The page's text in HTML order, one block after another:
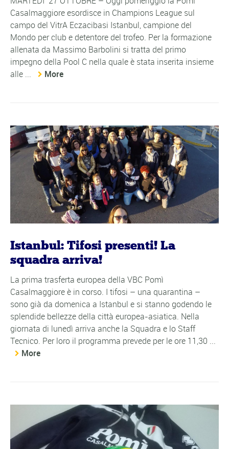
Casalmaggiore esordisce in Champions League sul
campo del VitrA Eczacibasi Istanbul, campione del
Mondo per club e detentore del trofeo. Per la formazione
allenata da Massimo Barbolini si tratta del primo
impegno della Pool C nella quale è stata inserita insieme
alle ...
More
Istanbul: Tifosi presenti! La
squadra arriva!
La prima trasferta europea della VBC Pomì
Casalmaggiore è in corso. I tifosi – una quarantina –
sono già da domenica a Istanbul e si stanno godendo le
splendide bellezze della città europea-asiatica. Nella
giornata di lunedì arriva anche la Squadra e lo Staff
Tecnico. Per loro il programma prevede per le ore 11,30 ...
More